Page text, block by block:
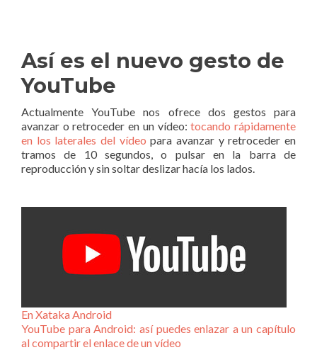
Así es el nuevo gesto de
YouTube
Actualmente YouTube nos ofrece dos gestos para
avanzar o retroceder en un vídeo:tocando rápidamente
en los laterales del vídeo para avanzar y retroceder en
tramos de 10 segundos, o pulsar en la barra de
reproducción y sin soltar deslizar hacía los lados.
En Xataka Android
YouTube para Android: así puedes enlazar a un capítulo
al compartir el enlace de un vídeo